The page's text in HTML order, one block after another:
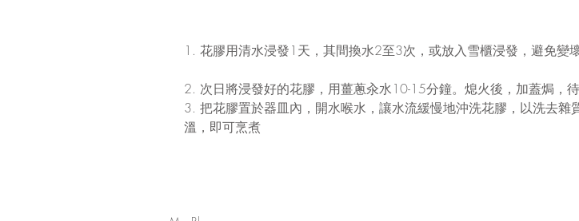
​1. 花膠用清水浸發1天，其間換水2至3次，或放入雪櫃浸發，避免變壞
2. 次日將浸發好的花膠，用薑蔥汆水10-15分鐘。熄火後，加蓋焗，
3. 把花膠置於器皿內，開水喉水，讓水流緩慢地沖洗花膠，以洗去雜
溫，即可烹煮